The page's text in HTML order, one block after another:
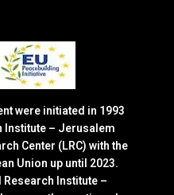
were initiated in 1993
Institute – Jerusalem
Center (LRC) with the
Union up until 2023.
Research Institute –